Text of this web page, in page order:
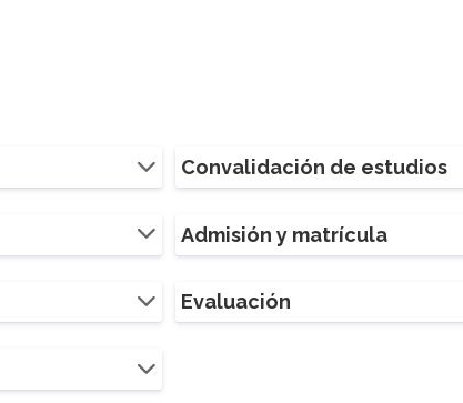
Convalidación de estudios
Admisión y matrícula
Evaluación